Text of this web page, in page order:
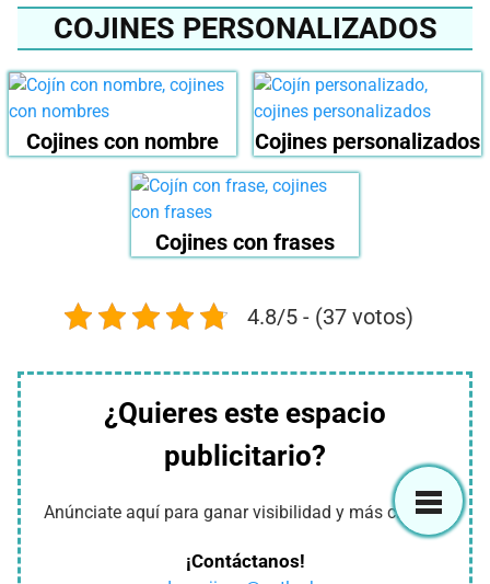
COJINES PERSONALIZADOS
Cojines con nombre Cojines personalizados
Cojines con frases
4.8/5 - (37 votos)
¿Quieres este espacio
publicitario?
Anúnciate aquí para ganar visibilidad y más clientes
¡Contáctanos!